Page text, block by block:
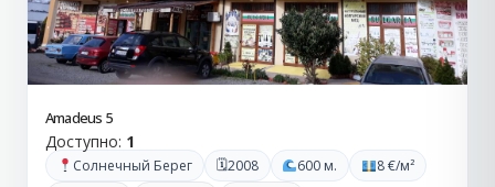
Amadeus 5
Доступно: 1
Солнечный Берег 🗓2008 600 м.
8 €/м²